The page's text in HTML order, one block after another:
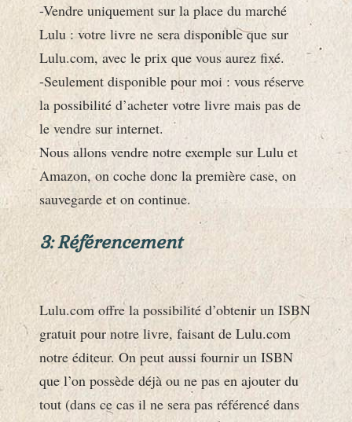
-Vendre uniquement sur la place du marché
Lulu : votre livre ne sera disponible que sur
Lulu.com, avec le prix que vous aurez fixé.
-Seulement disponible pour moi : vous réserve
la possibilité d’acheter votre livre mais pas de
le vendre sur internet.
Nous allons vendre notre exemple sur Lulu et
Amazon, on coche donc la première case, on
sauvegarde et on continue.
3: Référencement
Lulu.com offre la possibilité d’obtenir un ISBN
gratuit pour notre livre, faisant de Lulu.com
notre éditeur. On peut aussi fournir un ISBN
que l’on possède déjà ou ne pas en ajouter du
tout (dans ce cas il ne sera pas référencé dans